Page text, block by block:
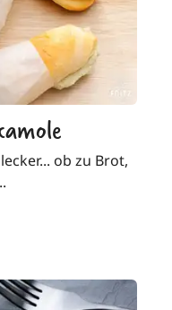
ob zu Brot,